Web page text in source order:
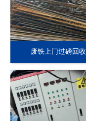
废铁上门过磅回收